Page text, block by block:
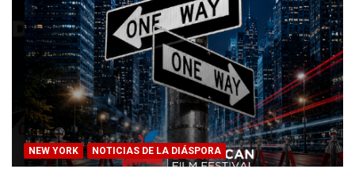
NEW YORK NOTICIAS DE LA DIÁSPORA